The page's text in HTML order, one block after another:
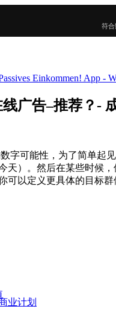
符
广告–推荐？-
字可能性，为了简单起
天）。然后在某些时候
可以定义更具体的目标
业计划